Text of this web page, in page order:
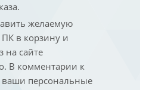
желаемую
в корзину и
на сайте
В комментарии к
ваши персональные